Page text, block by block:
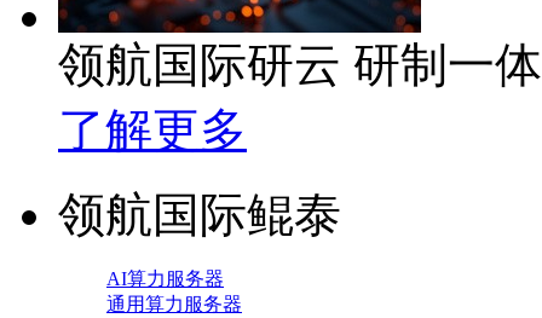
领航国际研云 研制一
了解更多
领航国际鲲泰
AI算力服务器
通用算力服务器